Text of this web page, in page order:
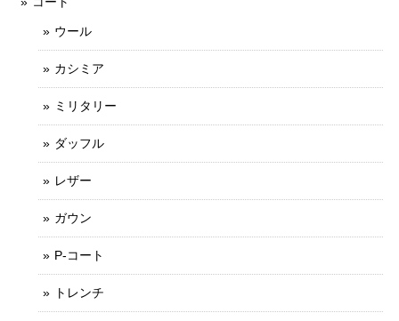
ウール
カシミア
ミリタリー
ダッフル
レザー
ガウン
P-コート
トレンチ